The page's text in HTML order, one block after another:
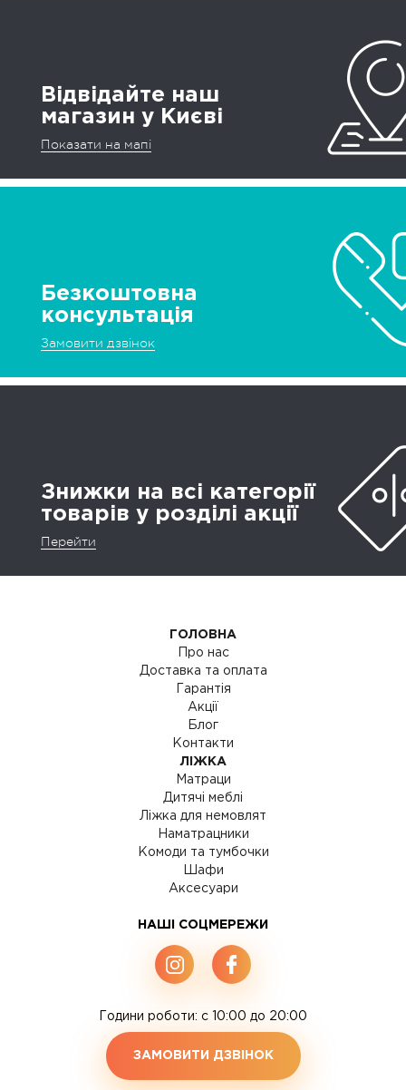
Відвідайте наш
магазин у Києві
Показати на мапі
Безкоштовна
консультація
Замовити дзвінок
Знижки на всі категорії
товарів у розділі акції
Перейти
ГОЛОВНА
Про нас
Доставка та оплата
Гарантія
Акції
Блог
Контакти
ЛІЖКА
Матраци
Дитячі меблі
Ліжка для немовлят
Наматрацники
Комоди та тумбочки
Шафи
Аксесуари
НАШІ СОЦМЕРЕЖИ
Години роботи: c 10:00 до 20:00
ЗАМОВИТИ ДЗВІНОК